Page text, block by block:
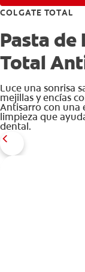
COLGATE TOTAL
Pasta de
Total
Luce una sonrisa
mejillas y encías
Antisarro con una
limpieza que
dental.